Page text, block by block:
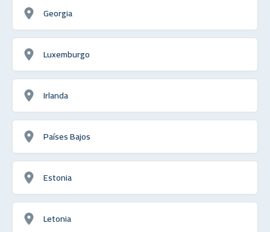
Georgia
Luxemburgo
Irlanda
Países Bajos
Estonia
Letonia